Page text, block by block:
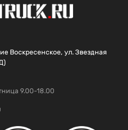
Воскресенское, ул. Звездная
9.00-18.00